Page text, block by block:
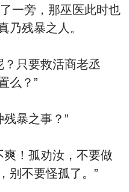
一旁，那巫医此时也
乃残暴之人。
只要救活商老丞
么？”
暴之事？”
！孤劝汝，不要做
别不要怪孤了。”